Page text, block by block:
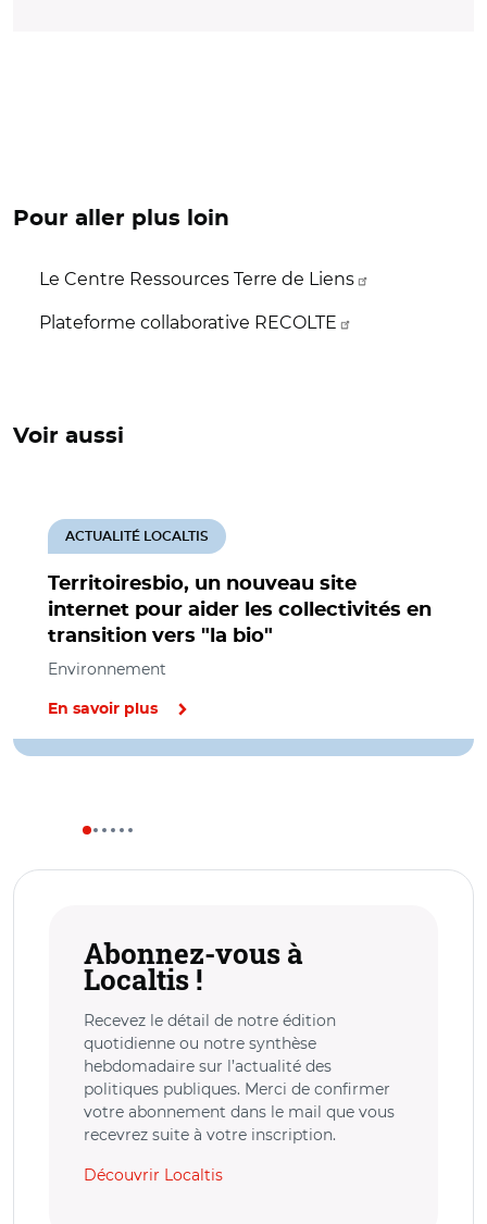
Pour aller plus loin
Le Centre Ressources Terre de Liens
Plateforme collaborative RECOLTE
Voir aussi
Territoiresbio, un nouveau site
internet pour aider les collectivités en
transition vers "la bio"
ACTUALITÉ LOCALTIS
Environnement
En savoir plus
Abonnez-vous à
Localtis !
Recevez le détail de notre édition
quotidienne ou notre synthèse
hebdomadaire sur l’actualité des
politiques publiques. Merci de confirmer
votre abonnement dans le mail que vous
recevrez suite à votre inscription.
Découvrir Localtis